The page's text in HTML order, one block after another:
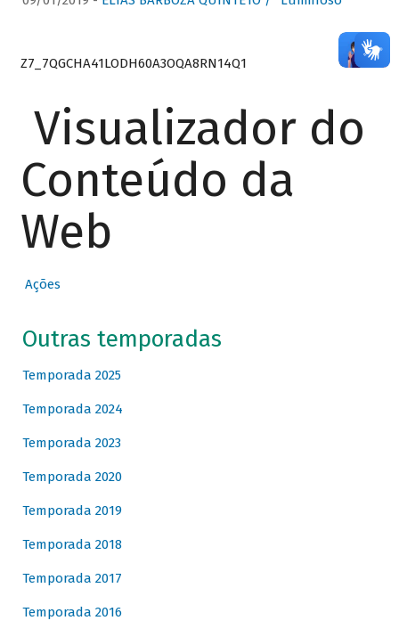
Z7_7QGCHA41LODH60A3OQA8RN14Q1
Visualizador do
Conteúdo da
Web
Ações
Outras temporadas
Temporada 2025
Temporada 2024
Temporada 2023
Temporada 2020
Temporada 2019
Temporada 2018
Temporada 2017
Temporada 2016